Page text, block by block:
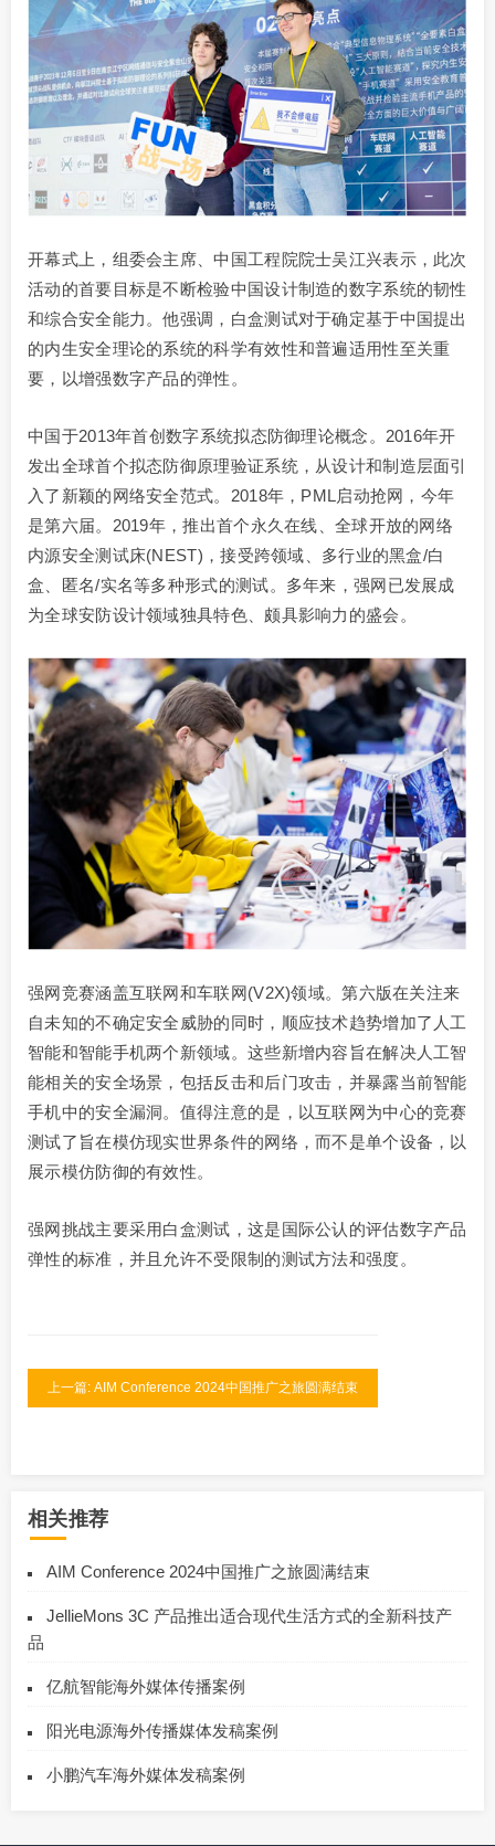
开幕式上，组委会主席、中国工程院院士吴江兴表示，此次
活动的首要目标是不断检验中国设计制造的数字系统的韧性
和综合安全能力。他强调，白盒测试对于确定基于中国提出
的内生安全理论的系统的科学有效性和普遍适用性至关重
要，以增强数字产品的弹性。
中国于2013年首创数字系统拟态防御理论概念。2016年开
发出全球首个拟态防御原理验证系统，从设计和制造层面引
入了新颖的网络安全范式。2018年，PML启动抢网，今年
是第六届。2019年，推出首个永久在线、全球开放的网络
内源安全测试床(NEST)，接受跨领域、多行业的黑盒/白
盒、匿名/实名等多种形式的测试。多年来，强网已发展成
为全球安防设计领域独具特色、颇具影响力的盛会。
强网竞赛涵盖互联网和车联网(V2X)领域。第六版在关注来
自未知的不确定安全威胁的同时，顺应技术趋势增加了人工
智能和智能手机两个新领域。这些新增内容旨在解决人工智
能相关的安全场景，包括反击和后门攻击，并暴露当前智能
手​​机中的安全漏洞。值得注意的是，以互联网为中心的竞赛
测试了旨在模仿现实世界条件的网络，而不是单个设备，以
展示模仿防御的有效性。
强网挑战主要采用白盒测试，这是国际公认的评估数字产品
弹性的标准，并且允许不受限制的测试方法和强度。
上一篇: AIM Conference 2024中国推广之旅圆满结束
相关推荐
AIM Conference 2024中国推广之旅圆满结束
JellieMons 3C 产品推出适合现代生活方式的全新科技产
品
亿航智能海外媒体传播案例
阳光电源海外传播媒体发稿案例
小鹏汽车海外媒体发稿案例